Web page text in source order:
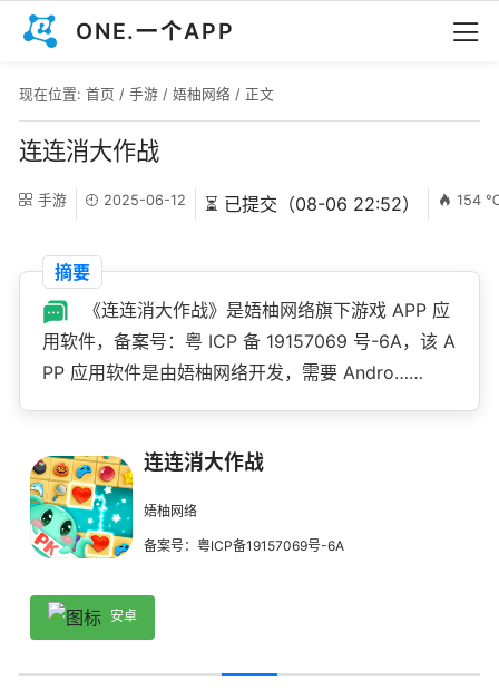
ONE.一个APP
现在位置: 首页 / 手游 / 娪柚网络 / 正文
连连消大作战
手游 2025-06-12 ⏳ 已提交（08-06 22:52） 154
摘要
《连连消大作战》是娪柚网络旗下游戏 APP 应
用软件，备案号：粤 ICP 备 19157069 号-6A，该 A
PP 应用软件是由娪柚网络开发，需要 Andro……
连连消大作战
娪柚网络
备案号：粤ICP备19157069号-6A
安卓